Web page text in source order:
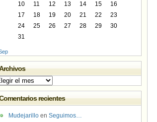
10
11 12 13 14 15
16
17
18 19 20 21 22
23
24
25 26 27 28 29
30
31
recientes
Mudejarillo en Seguimos…